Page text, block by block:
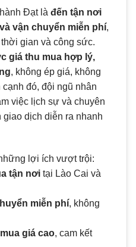
Đạt là đến tận nơi
vận chuyển miễn phí,
gian và công sức.
giá thu mua hợp lý,
, không ép giá, không
đó, đội ngũ nhân
việc lịch sự và chuyên
giao dịch diễn ra nhanh
lợi ích vượt trội:
tận nơi tại Lào Cai và
miễn phí, không
giá cao, cam kết